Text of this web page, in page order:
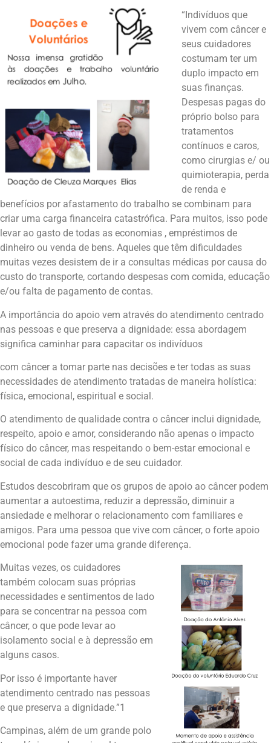
“Indivíduos que
vivem com câncer e
seus cuidadores
costumam ter um
duplo impacto em
suas finanças.
Despesas pagas do
próprio bolso para
tratamentos
contínuos e caros,
como cirurgias e/ ou
quimioterapia, perda
de renda e
benefícios por afastamento do trabalho se combinam para
criar uma carga financeira catastrófica. Para muitos, isso pode
levar ao gasto de todas as economias , empréstimos de
dinheiro ou venda de bens. Aqueles que têm dificuldades
muitas vezes desistem de ir a consultas médicas por causa do
custo do transporte, cortando despesas com comida, educação
e/ou falta de pagamento de contas.
A importância do apoio vem através do atendimento centrado
nas pessoas e que preserva a dignidade: essa abordagem
significa caminhar para capacitar os indivíduos
com câncer a tomar parte nas decisões e ter todas as suas
necessidades de atendimento tratadas de maneira holística:
física, emocional, espiritual e social.
O atendimento de qualidade contra o câncer inclui dignidade,
respeito, apoio e amor, considerando não apenas o impacto
físico do câncer, mas respeitando o bem-estar emocional e
social de cada indivíduo e de seu cuidador.
Estudos descobriram que os grupos de apoio ao câncer podem
aumentar a autoestima, reduzir a depressão, diminuir a
ansiedade e melhorar o relacionamento com familiares e
amigos. Para uma pessoa que vive com câncer, o forte apoio
emocional pode fazer uma grande diferença.
Muitas vezes, os cuidadores
também colocam suas próprias
necessidades e sentimentos de lado
para se concentrar na pessoa com
câncer, o que pode levar ao
isolamento social e à depressão em
alguns casos.
Por isso é importante haver
atendimento centrado nas pessoas
e que preserva a dignidade.”1
Campinas, além de um grande polo